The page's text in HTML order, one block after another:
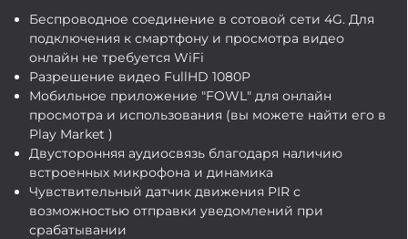
Беспроводное соединение в сотовой сети 4G. Для
подключения к смартфону и просмотра видео
онлайн не требуется WiFi
Разрешение видео FullHD 1080P
Мобильное приложение "FOWL" для онлайн
просмотра и использования (вы можете найти его в
Play Market )
Двусторонняя аудиосвязь благодаря наличию
встроенных микрофона и динамика
Чувствительный датчик движения PIR с
возможностью отправки уведомлений при
срабатывании